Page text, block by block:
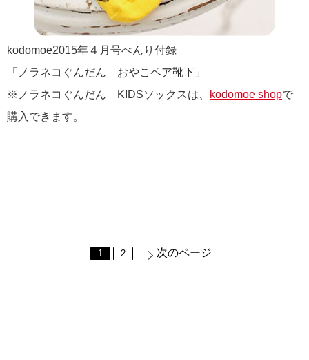
kodomoe2015年４月号べんり付録
「ノラネコぐんだん おやこペア靴下」
※ノラネコぐんだん KIDSソックスは、
kodomoe shopで
購入できます。
1 2 次のページ